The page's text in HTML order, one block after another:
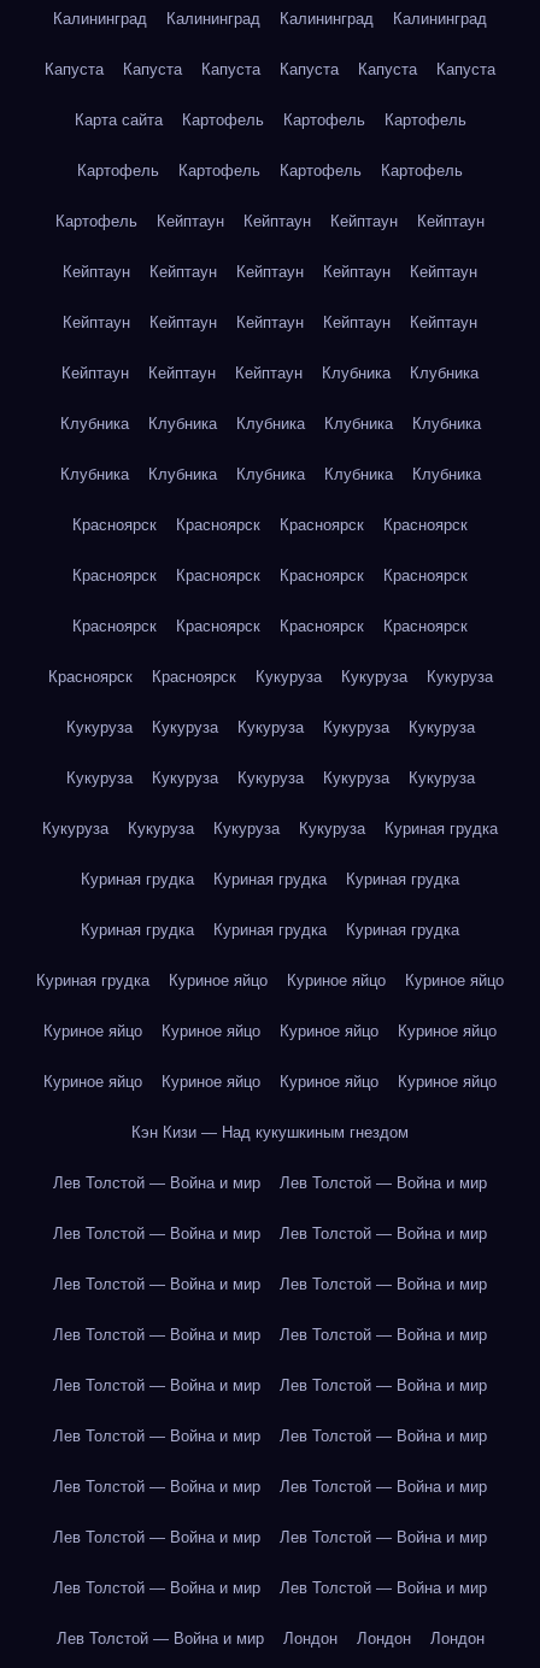
Калининград Калининград Калининград Калининград
Капуста Капуста Капуста Капуста Капуста Капуста
Карта сайта Картофель Картофель Картофель
Картофель Картофель Картофель Картофель
Картофель Кейптаун Кейптаун Кейптаун Кейптаун
Кейптаун Кейптаун Кейптаун Кейптаун Кейптаун
Кейптаун Кейптаун Кейптаун Кейптаун Кейптаун
Кейптаун Кейптаун Кейптаун Клубника Клубника
Клубника Клубника Клубника Клубника Клубника
Клубника Клубника Клубника Клубника Клубника
Красноярск Красноярск Красноярск Красноярск
Красноярск Красноярск Красноярск Красноярск
Красноярск Красноярск Красноярск Красноярск
Красноярск Красноярск Кукуруза Кукуруза Кукуруза
Кукуруза Кукуруза Кукуруза Кукуруза Кукуруза
Кукуруза Кукуруза Кукуруза Кукуруза Кукуруза
Кукуруза Кукуруза Кукуруза Кукуруза Куриная грудка
Куриная грудка Куриная грудка Куриная грудка
Куриная грудка Куриная грудка Куриная грудка
Куриная грудка Куриное яйцо Куриное яйцо Куриное яйцо
Куриное яйцо Куриное яйцо Куриное яйцо Куриное яйцо
Куриное яйцо Куриное яйцо Куриное яйцо Куриное яйцо
Кэн Кизи — Над кукушкиным гнездом
Лев Толстой — Война и мир Лев Толстой — Война и мир
Лев Толстой — Война и мир Лев Толстой — Война и мир
Лев Толстой — Война и мир Лев Толстой — Война и мир
Лев Толстой — Война и мир Лев Толстой — Война и мир
Лев Толстой — Война и мир Лев Толстой — Война и мир
Лев Толстой — Война и мир Лев Толстой — Война и мир
Лев Толстой — Война и мир Лев Толстой — Война и мир
Лев Толстой — Война и мир Лев Толстой — Война и мир
Лев Толстой — Война и мир Лев Толстой — Война и мир
Лев Толстой — Война и мир Лондон Лондон Лондон